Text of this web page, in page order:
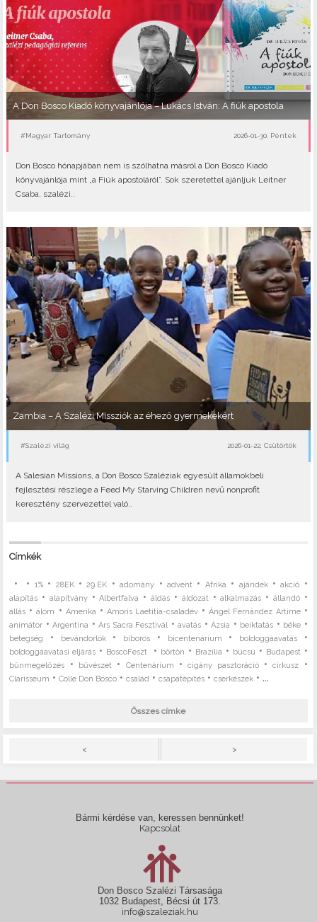
A Don Bosco Kiadó könyvajánlója – Lukács István: A fiúk apostola
#Magyar Tartomány 2026-01-30, Péntek
Don Bosco hónapjában nem is szólhatna másról a Don Bosco Kiadó
könyvajánlója mint „a Fiúk apostoláról”. Sok szeretettel ajánljuk Leitner
Csaba, szalézi..
Zambia – A Szalézi Missziók az éhező gyermekekért
#Szalézi világ 2026-01-22, Csütörtök
A Salesian Missions, a Don Bosco Szaléziak egyesült államokbeli
fejlesztési részlege a Feed My Starving Children nevű nonprofit
keresztény szervezettel való..
Címkék
• • 1%• 28EK•29.EK •adomány •advent • Afrika • ajándék•akció •
alapítás • alapítvány•Albertfalva •áldás • áldozat •alkalmazás • állandó•
állás •álom • Amerika • Amoris Laetitia-családév •Ángel Fernández Artime•
animátor •Argentína •Ars Sacra Fesztivál •avatás •Ázsia • beiktatás • béke •
betegség • bevándorlók• bíboros • bicentenárium • boldoggáavatás•
boldoggáavatási eljárás • BoscoFeszt • börtön • Brazília • búcsú • Budapest •
bűnmegelőzés • bűvészet • Centenárium •cigány pasztoráció•cirkusz •
Clarisseum •Colle Don Bosco •család •csapatépítés •cserkészek • ...
Összes címke
< >
Bármi kérdése van, keressen bennünket!
Kapcsolat
Don Bosco Szalézi Társasága
1032 Budapest, Bécsi út 173.
info@szaleziak.hu